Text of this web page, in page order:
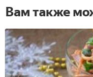
Вам также